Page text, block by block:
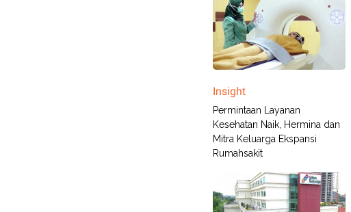
Insight
Permintaan Layanan
Kesehatan Naik, Hermina dan
Mitra Keluarga Ekspansi
Rumahsakit